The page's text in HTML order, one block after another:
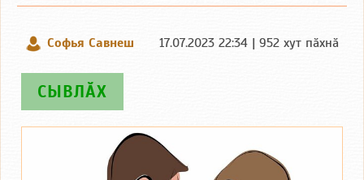
Софья Савнеш 17.07.2023 22:34 | 952 хут пӑхнӑ
СЫВЛӐХ